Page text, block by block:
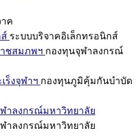
ค
ระบบบริจาคอิเล็กทรอนิกส์
ชสมภพฯ กองทุนจุฬาลงกรณ์
ร็งจุฬาฯ กองทุนภูมิคุ้มกันบำบัด
ฬาลงกรณ์มหาวิทยาลัย
ฬาลงกรณ์มหาวิทยาลัย